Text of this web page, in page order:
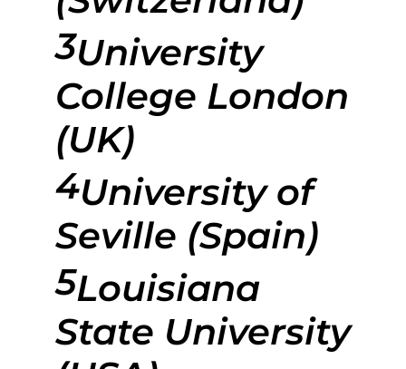
3University
College London
(UK)
4University of
Seville (Spain)
5Louisiana
State University